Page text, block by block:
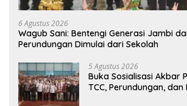
6 Agustus 2026
Wagub Sani: Bentengi Generasi Jambi
Perundungan Dimulai dari Sekolah
5 Agustus 2026
Buka Sosialisasi Akbar
TCC, Perundungan,